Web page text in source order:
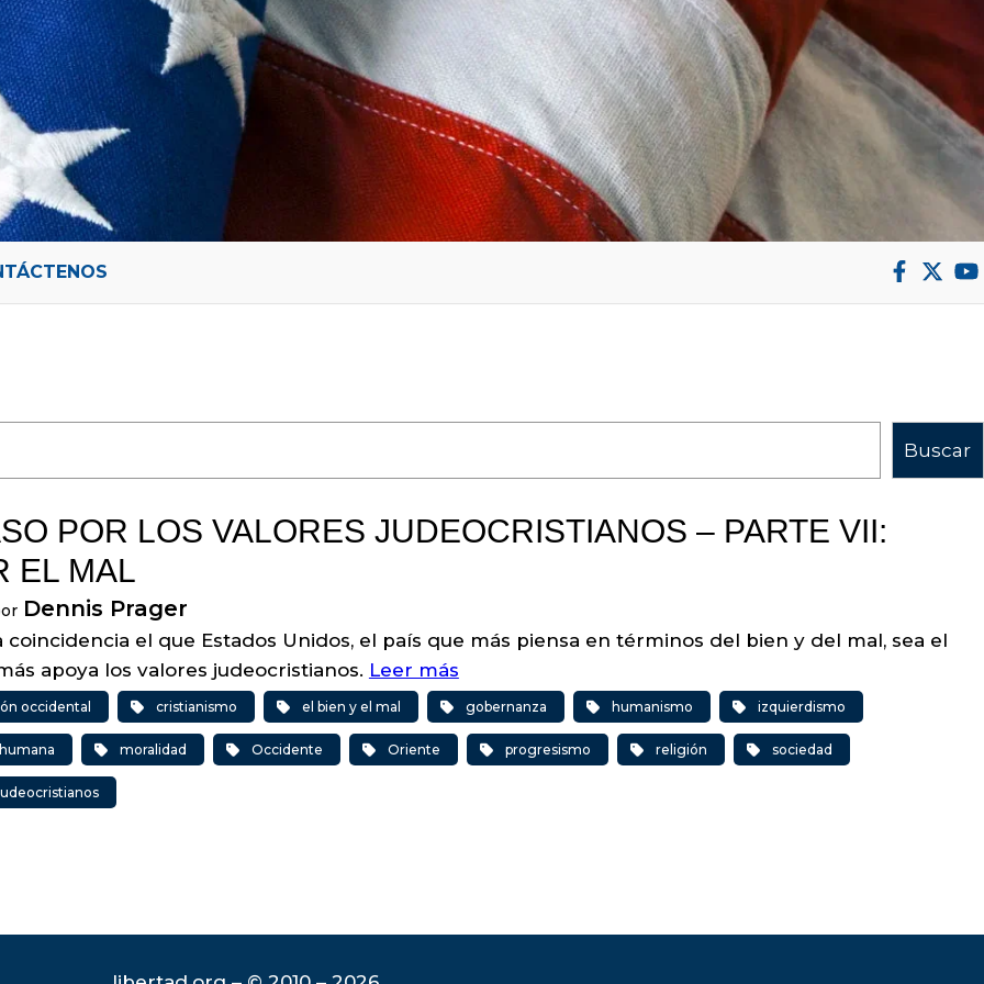
Buscar
POR LOS VALORES JUDEOCRISTIANOS – PARTE VII:
EL MAL
Dennis Prager
coincidencia el que Estados Unidos, el país que más piensa en términos del bien y del mal, sea el
apoya los valores judeocristianos. Leer más
occidental cristianismo el bien y el mal gobernanza humanismo izquierdismo
moralidad Occidente Oriente progresismo religión sociedad